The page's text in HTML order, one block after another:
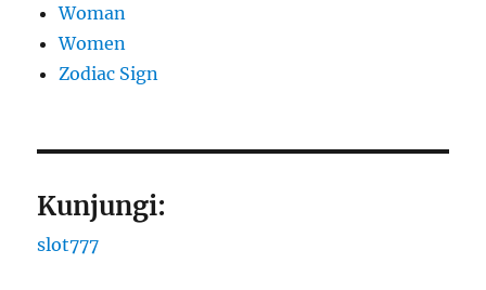
Woman
Women
Zodiac Sign
Kunjungi:
slot777